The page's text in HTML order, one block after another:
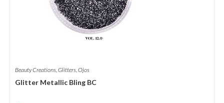
Beauty Creations,Glitters,Ojos
Glitter Metallic Bling BC